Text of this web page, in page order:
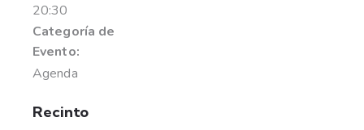
20:30
Categoría de
Evento:
Agenda
Recinto